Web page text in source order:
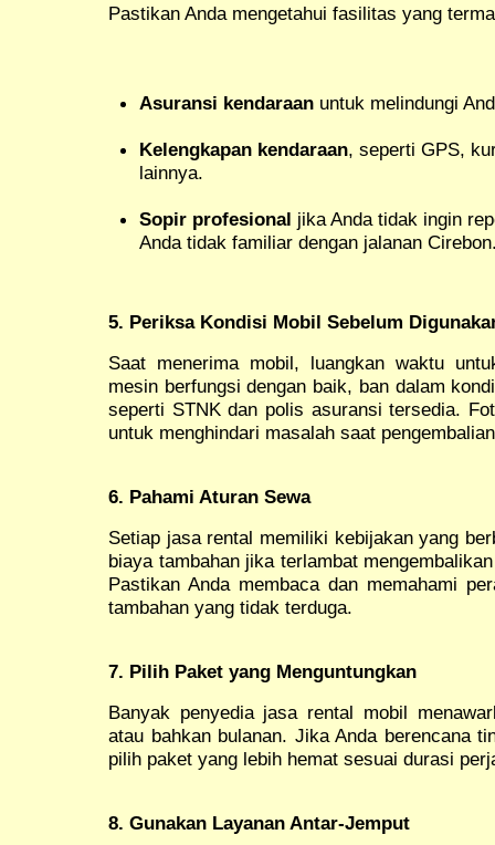
Pastikan Anda mengetahui fasilitas yang
Asuransi kendaraan untuk melindungi
Kelengkapan kendaraan, seperti GPS,
lainnya.
Sopir profesional jika Anda tidak ingin
Anda tidak familiar dengan jalanan
5. Periksa Kondisi Mobil Sebelum
Saat menerima mobil, luangkan waktu
mesin berfungsi dengan baik, ban dalam
seperti STNK dan polis asuransi tersedia.
untuk menghindari masalah saat
6. Pahami Aturan Sewa
Setiap jasa rental memiliki kebijakan yang
biaya tambahan jika terlambat
Pastikan Anda membaca dan memahami
tambahan yang tidak terduga.
7. Pilih Paket yang Menguntungkan
Banyak penyedia jasa rental mobil
atau bahkan bulanan. Jika Anda berencana
pilih paket yang lebih hemat sesuai durasi
8. Gunakan Layanan Antar-Jemput